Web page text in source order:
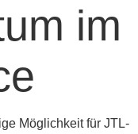
im
Möglichkeit für JTL-